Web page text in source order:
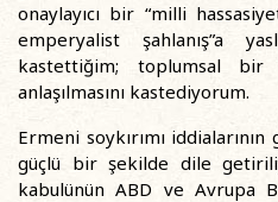
onaylayıcı bir “milli
emperyalist şahlanış”a
kastettiğim; toplumsal bir
anlaşılmasını kastediyorum.
Ermeni soykırımı
güçlü bir şekilde dile
kabulünün ABD ve Avrupa